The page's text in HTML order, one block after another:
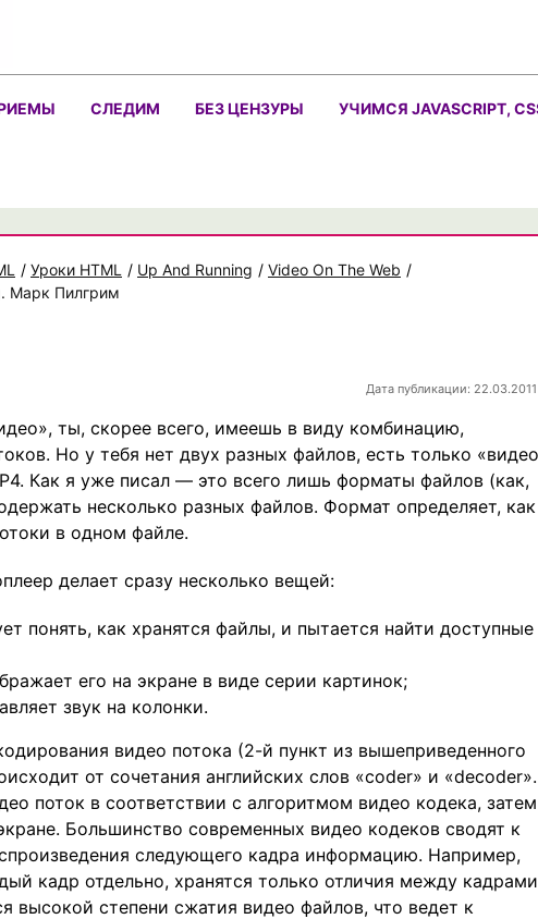
СЛЕДИМ БЕЗ ЦЕНЗУРЫ УЧИМСЯ JAVASCRIPT,
/ Уроки HTML / Up And Running / Video On The Web /
Марк Пилгрим
Дата публикации: 22.03.2011
ты, скорее всего, имеешь в виду комбинацию,
Но у тебя нет двух разных файлов, есть только
Как я уже писал — это всего лишь форматы файлов (как,
несколько разных файлов. Формат определяет, как
в одном файле.
делает сразу несколько вещей:
понять, как хранятся файлы, и пытается найти доступные
его на экране в виде серии картинок;
звук на колонки.
видео потока (2-й пункт из вышеприведенного
от сочетания английских слов «coder» и «decoder».
поток в соответствии с алгоритмом видео кодека, затем
Большинство современных видео кодеков сводят к
следующего кадра информацию. Например,
кадр отдельно, хранятся только отличия между
высокой степени сжатия видео файлов, что ведет к